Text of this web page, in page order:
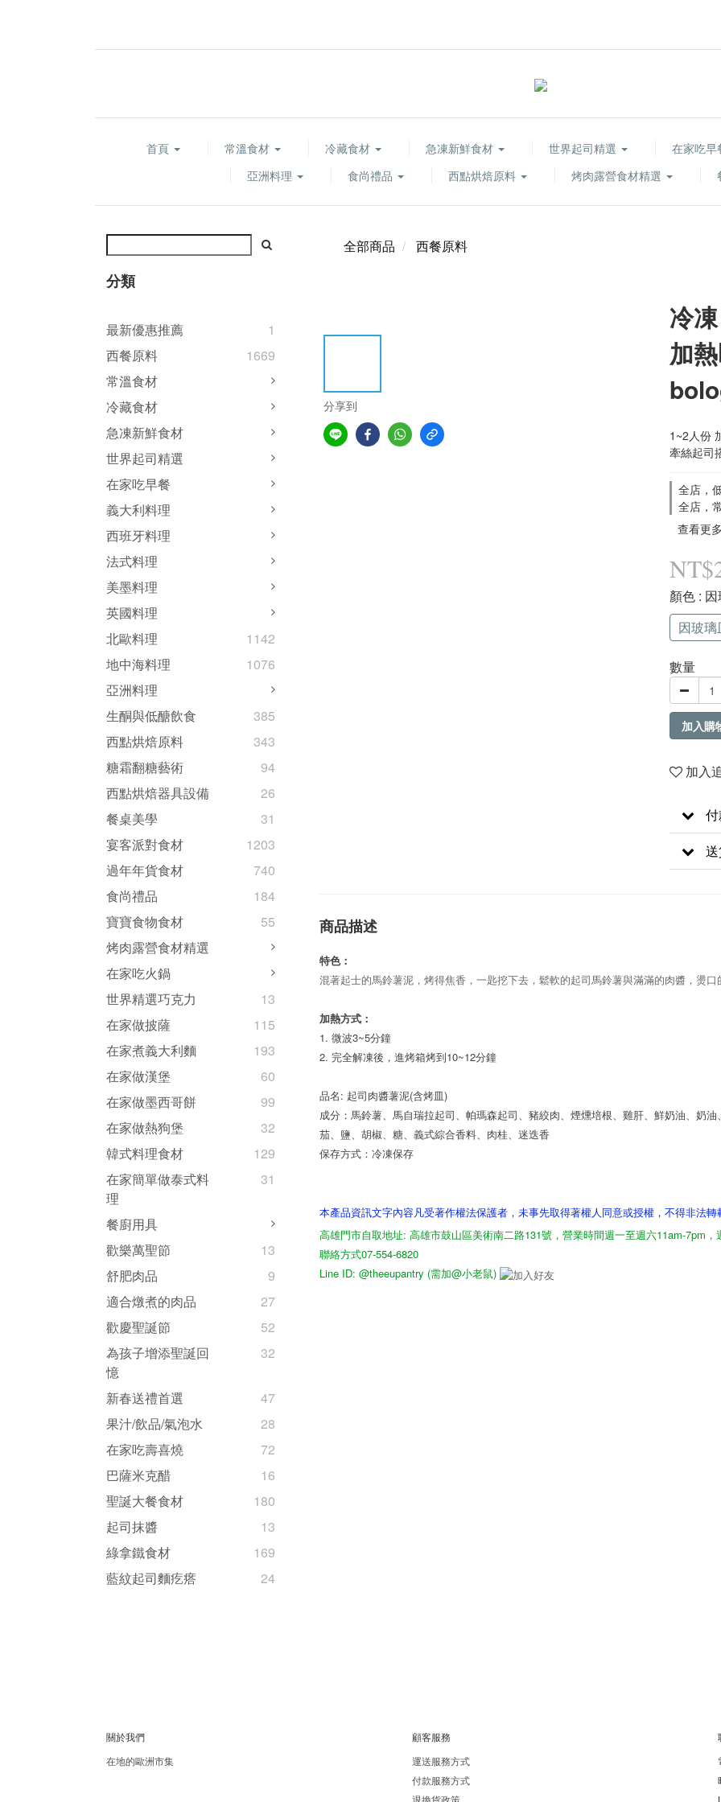
首頁 常溫食材 冷藏食材 急凍新鮮食材 世界起司精選
在家吃
亞洲料理
食尚禮品 西點烘焙原料 烤肉露營食材精選
分類
最新優惠推薦
1
西餐原料
1669
常溫食材
冷藏食材
急凍新鮮食材
世界起司精選
在家吃早餐
義大利料理
西班牙料理
法式料理
美墨料理
英國料理
北歐料理
1142
地中海料理
1076
亞洲料理
生酮與低醣飲食
385
西點烘焙原料
343
糖霜翻糖藝術
94
西點烘焙器具設備
26
餐桌美學
31
宴客派對食材
1203
過年年貨食材
740
食尚禮品
184
寶寶食物食材
55
烤肉露營食材精選
在家吃火鍋
世界精選巧克力
13
在家做披薩
115
在家煮義大利麵
193
在家做漢堡
60
在家做墨西哥餅
99
在家做熱狗堡
32
韓式料理食材
129
在家簡單做泰式料
理
31
餐廚用具
歡樂萬聖節
13
舒肥肉品
9
適合燉煮的肉品
27
歡慶聖誕節
52
為孩子增添聖誕回
憶
32
新春送禮首選
47
果汁/飲品/氣泡水
28
在家吃壽喜燒
72
巴薩米克醋
16
聖誕大餐食材
180
起司抹醬
13
綠拿鐵食材
169
藍紋起司麵疙瘩
24
全部商品 西餐原料
分享到
冷
加
1~2人份
牽絲起司
全店，
全店，
查看更
顏色 :
因玻
數量
加入購
加入
商品描述
特色：
混著起士的馬鈴薯泥，烤得焦香，一匙挖下去，鬆軟的起司馬鈴薯與滿滿的肉醬，燙
加熱方式：
1. 微波3~5分鐘
2. 完全解凍後，進烤箱烤到10~12分鐘
品名: 起司肉醬薯泥(含烤皿)
成分： 馬鈴薯、馬自瑞拉起司、帕瑪森起司、豬絞肉、煙燻培根、雞肝、鮮奶油、奶
茄、鹽、胡椒、糖、義式綜合香料、肉桂、迷迭香
保存方式：冷凍保存
本產品資訊文字內容凡受著作權法保護者，未事先取得著權人同意或授權，不得非法轉
高雄門市自取地址: 高雄市鼓山區美術南二路131號，營業時間週一至週六11am-7pm，
聯絡方式07-554-6820
Line ID: @theeupantry (需加@小老鼠)
關於我們
在地的歐洲市集
顧客服務
運送服務方式
付款服務方式